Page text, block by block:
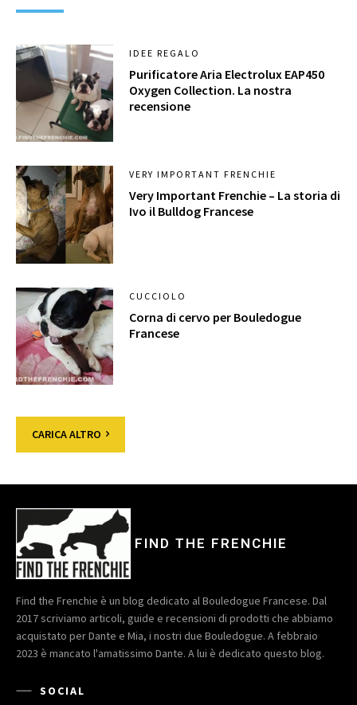
IDEE REGALO
Purificatore Aria Electrolux EAP450
Oxygen Collection. La nostra
recensione
VERY IMPORTANT FRENCHIE
Very Important Frenchie – La storia di
Ivo il Bulldog Francese
CUCCIOLO
Corna di cervo per Bouledogue
Francese
CARICA ALTRO
FIND THE FRENCHIE
Find the Frenchie è un blog dedicato al Bouledogue Francese. Dal
2017 scriviamo articoli, guide e recensioni di prodotti che abbiamo
acquistato per Dante e Mia, i nostri due Bouledogue. A febbraio
2023 è mancato l'amatissimo Dante. A lui è dedicato questo blog.
SOCIAL